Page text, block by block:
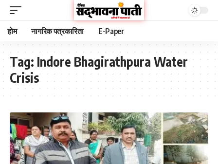
होम नागरिक पत्रकारिता E-Paper
Tag: Indore Bhagirathpura Water
Crisis